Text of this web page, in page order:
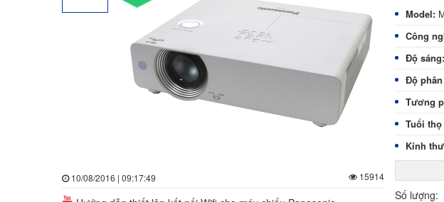
10/08/2016 | 09:17:49 15914
Model:
Công
Độ sáng:
Độ
Tương
Tuổi
Kính
Tính
Số lượng: